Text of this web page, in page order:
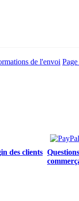
de l'envoi
des clients